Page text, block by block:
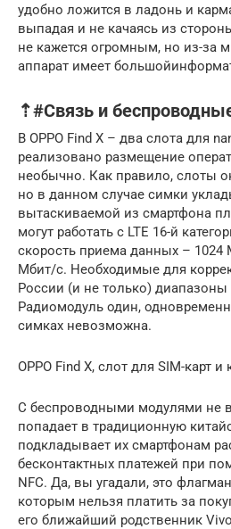
удобно ложится в ладонь и
выпадая и не качаясь из
не кажется огромным, но из-за
аппарат имеет
⇡#Связь и
В OPPO Find X – два слота для
реализовано размещение
необычно. Как правило, слоты
но в данном случае симки
вытаскиваемой из смартфона
могут работать с LTE 16-й
скорость приема данных – 1024
Мбит/с. Необходимые для
России (и не только)
Радиомодуль один,
симках невозможна.
OPPO Find X, слот для SIM-карт
С беспроводными модулями не
попадает в традиционную
подкладывает их смартфонам
бесконтактных платежей при
NFC. Да, вы угадали, это
которым нельзя платить за
его ближайший родственник